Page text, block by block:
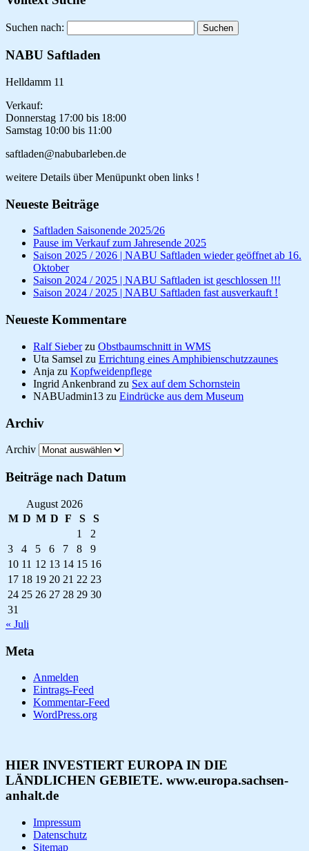
Suchen nach:
NABU Saftladen
Helldamm 11
Verkauf:
Donnerstag 17:00 bis 18:00
Samstag 10:00 bis 11:00
saftladen@nabubarleben.de
weitere Details über Menüpunkt oben links !
Neueste Beiträge
Saftladen Saisonende 2025/26
Pause im Verkauf zum Jahresende 2025
Saison 2025 / 2026 | NABU Saftladen wieder geöffnet ab 16.
Oktober
Saison 2024 / 2025 | NABU Saftladen ist geschlossen !!!
Saison 2024 / 2025 | NABU Saftladen fast ausverkauft !
Neueste Kommentare
Ralf Sieberzu Obstbaumschnitt in WMS
Uta Samsel zu Errichtung eines Amphibienschutzzaunes
Anja zu Kopfweidenpflege
Ingrid Ankenbrand zu Sex auf dem Schornstein
NABUadmin13 zu Eindrücke aus dem Museum
Archiv
Archiv
Beiträge nach Datum
August 2026
M D M D F S
S
1
2
3
4 5 6 7 8
9
10 11 12 13 14 15 16
17 18 19 20 21 22 23
24 25 26 27 28 29 30
31
« Juli
Meta
Anmelden
Eintrags-Feed
Kommentar-Feed
WordPress.org
HIER INVESTIERT EUROPA IN DIE
LÄNDLICHEN GEBIETE. www.europa.sachsen-
anhalt.de
Impressum
Datenschutz
Sitemap